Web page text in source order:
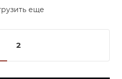
еще
2